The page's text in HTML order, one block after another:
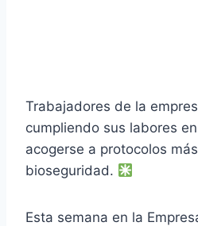
Trabajadores de la
cumpliendo sus labores
acogerse a protocolos
bioseguridad.
Esta semana en la